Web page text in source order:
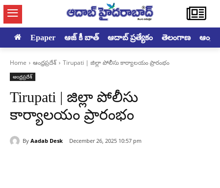
Epaper ఆజ్ కీ బాత్ ఆదాబ్ ప్రత్యేకం తెలంగాణ
Home ఆంధ్రప్రదేశ్ Tirupati | జిల్లా పోలీసు కార్యాలయం ప్రారంభం
ఆంధ్రప్రదేశ్
Tirupati | జిల్లా పోలీసు
కార్యాలయం ప్రారంభం
By Aadab Desk December 26, 2025 10:57 pm